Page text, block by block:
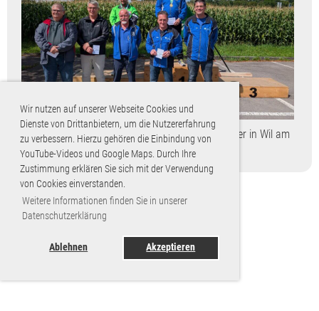
Wir nutzen auf unserer Webseite Cookies und
Dienste von Drittanbietern, um die Nutzererfahrung
zu verbessern. Hierzu gehören die Einbindung von
YouTube-Videos und Google Maps. Durch Ihre
Zustimmung erklären Sie sich mit der Verwendung
von Cookies einverstanden.
Weitere Informationen finden Sie in unserer
Datenschutzerklärung
Ablehnen Akzeptieren
Am Samstag, 30.08.2025, waren gleich zwei PSL’er in Wil am
Start. Natalie Leuzinger und Tughan T...